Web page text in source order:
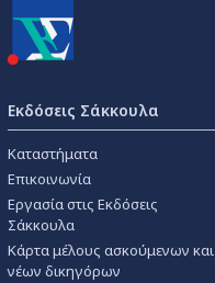
Εκδόσεις Σάκκουλα
Καταστήματα
Επικοινωνία
Εργασία στις Εκδόσεις
Σάκκουλα
Κάρτα μέλους ασκούμενων και
νέων δικηγόρων